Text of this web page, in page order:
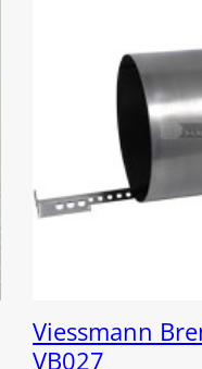
Viessmann
VB027